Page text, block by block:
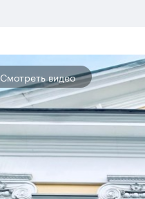
Смотреть видео